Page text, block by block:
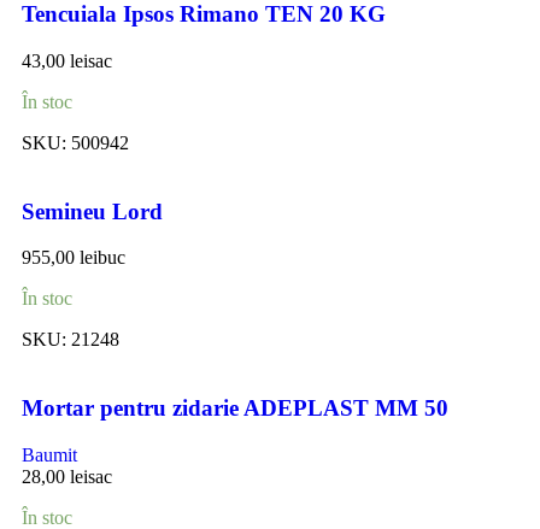
Tencuiala Ipsos Rimano TEN 20 KG
43,00 leisac
În stoc
SKU: 500942
Semineu Lord
955,00 leibuc
În stoc
SKU: 21248
Mortar pentru zidarie ADEPLAST MM 50
Baumit
28,00 leisac
În stoc